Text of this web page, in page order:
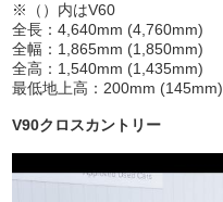
※（）内はV60
全長：4,640mm (4,760mm)
全幅：1,865mm (1,850mm)
全高：1,540mm (1,435mm)
最低地上高：200mm (145mm)
V90クロスカントリー